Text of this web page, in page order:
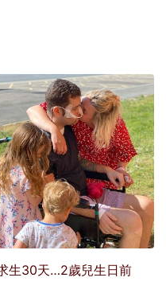
生30天…2歲兒生日前